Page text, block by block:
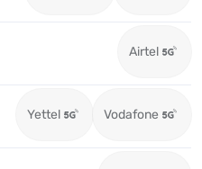
Airtel
Yettel Vodafone